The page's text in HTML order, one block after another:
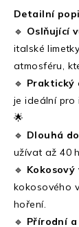
Detailní
🔹 Oslňující
italské
atmosféru,
🔹 Praktický
je ideální pro
🌟
🔹 Dlouhá
užívat až 40
🔹 Kokosový
kokosového
hoření.
🔹 Přírodní